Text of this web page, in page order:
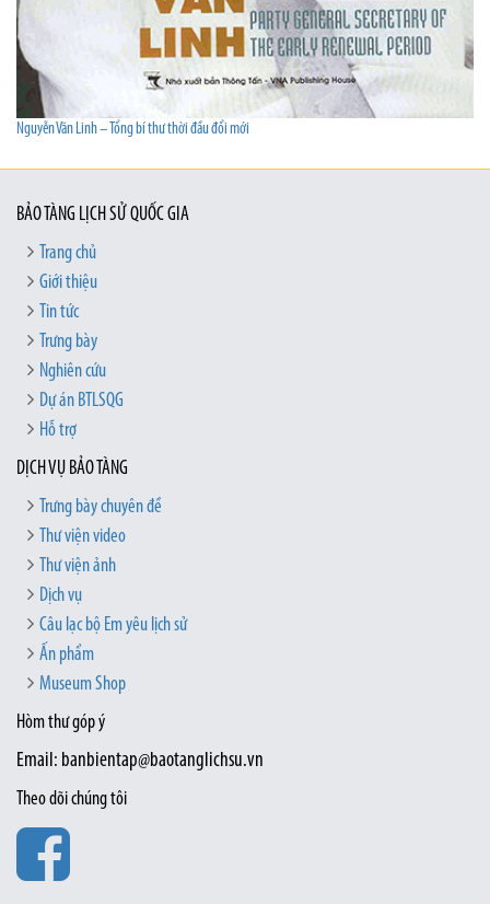
Nguyễn Văn Linh – Tổng bí thư thời đầu đổi mới
BẢO TÀNG LỊCH SỬ QUỐC GIA
Trang chủ
Giới thiệu
Tin tức
Trưng bày
Nghiên cứu
Dự án BTLSQG
Hỗ trợ
DỊCH VỤ BẢO TÀNG
Trưng bày chuyên đề
Thư viện video
Thư viện ảnh
Dịch vụ
Câu lạc bộ Em yêu lịch sử
Ấn phẩm
Museum Shop
Hòm thư góp ý
Email: banbientap@baotanglichsu.vn
Theo dõi chúng tôi